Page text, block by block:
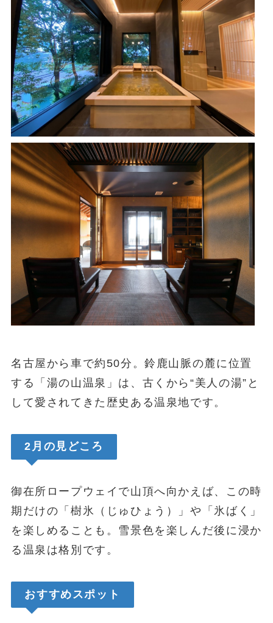
名古屋から車で約50分。鈴鹿山脈の麓に位置
する「湯の山温泉」は、古くから“美人の湯”と
して愛されてきた歴史ある温泉地です。
2月の見どころ
御在所ロープウェイで山頂へ向かえば、この時
期だけの「樹氷（じゅひょう）」や「氷ばく」
を楽しめることも。雪景色を楽しんだ後に浸か
る温泉は格別です。
おすすめスポット